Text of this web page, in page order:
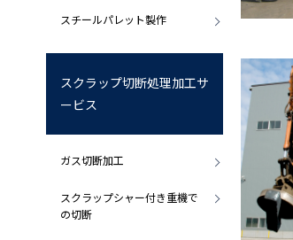
スチールパレット製作
スクラップ切断処理加工サ
ービス
ガス切断加工
スクラップシャー付き重機で
の切断